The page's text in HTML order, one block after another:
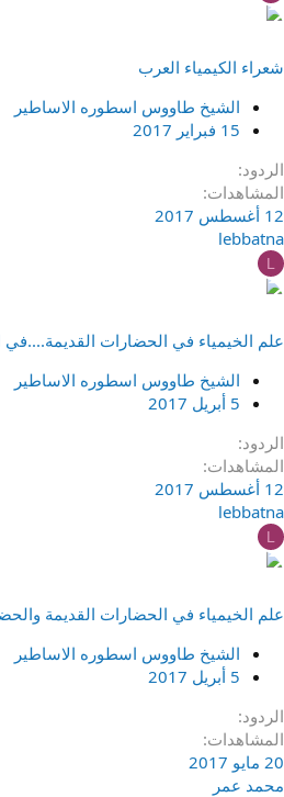
شعراء الكيمياء العرب
الشيخ طاووس اسطوره الاساطير
15 فبراير 2017
الردود
المشاهدات
12 أغسطس 2017
lebbatna
L
علم الخيمياء في الحضارات القديمة....في
الشيخ طاووس اسطوره الاساطير
5 أبريل 2017
الردود
المشاهدات
12 أغسطس 2017
lebbatna
L
علم الخيمياء في الحضارات القديمة
الشيخ طاووس اسطوره الاساطير
5 أبريل 2017
الردود
المشاهدات
20 مايو 2017
محمد عمر